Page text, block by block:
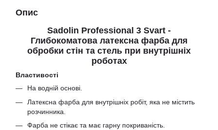
Опис
Sadolin Professional 3 Svart -
Глибокоматова латексна фарба для
обробки стін та стель при внутрішніх
роботах
Властивості
На водній основі.
Латексна фарба для внутрішніх робіт, яка не містить
розчинника.
Фарба не стікає та має гарну покриваність.